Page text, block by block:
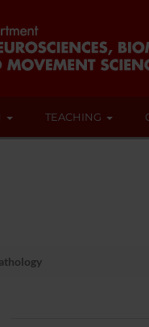
TEACHING